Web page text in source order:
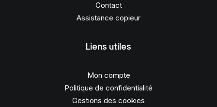
Contact
Assistance copieur
Liens utiles
Mon compte
Politique de confidentialité
Gestions des cookies